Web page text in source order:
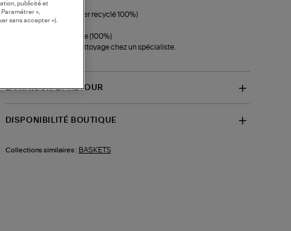
Doublure : Tech (polyester recyclé 100%)
Lacets : Coton biologique (100%)
Nettoyage chez un spécialiste.
LIVRAISON ET RETOUR
DISPONIBILITÉ BOUTIQUE
Collections similaires : BASKETS
publicité et
Paramétrer »,
sans accepter »).